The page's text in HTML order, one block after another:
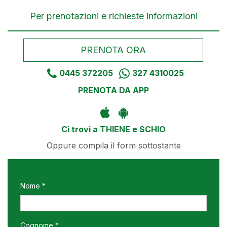
Per prenotazioni e richieste informazioni
PRENOTA ORA
0445 372205
327 4310025
PRENOTA DA APP
Ci trovi a THIENE e SCHIO
Oppure compila il form sottostante
Nome *
Cognome *